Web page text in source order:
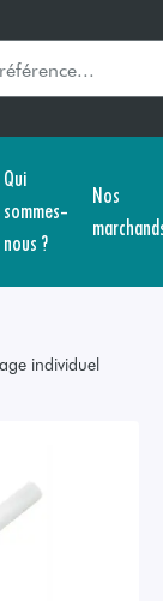
Qui
sommes-
nous ?
Nos
individuel